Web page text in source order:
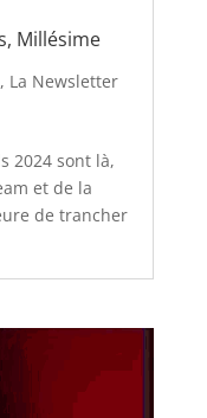
Millésime
, La Newsletter
2024 sont là,
et de la
de trancher